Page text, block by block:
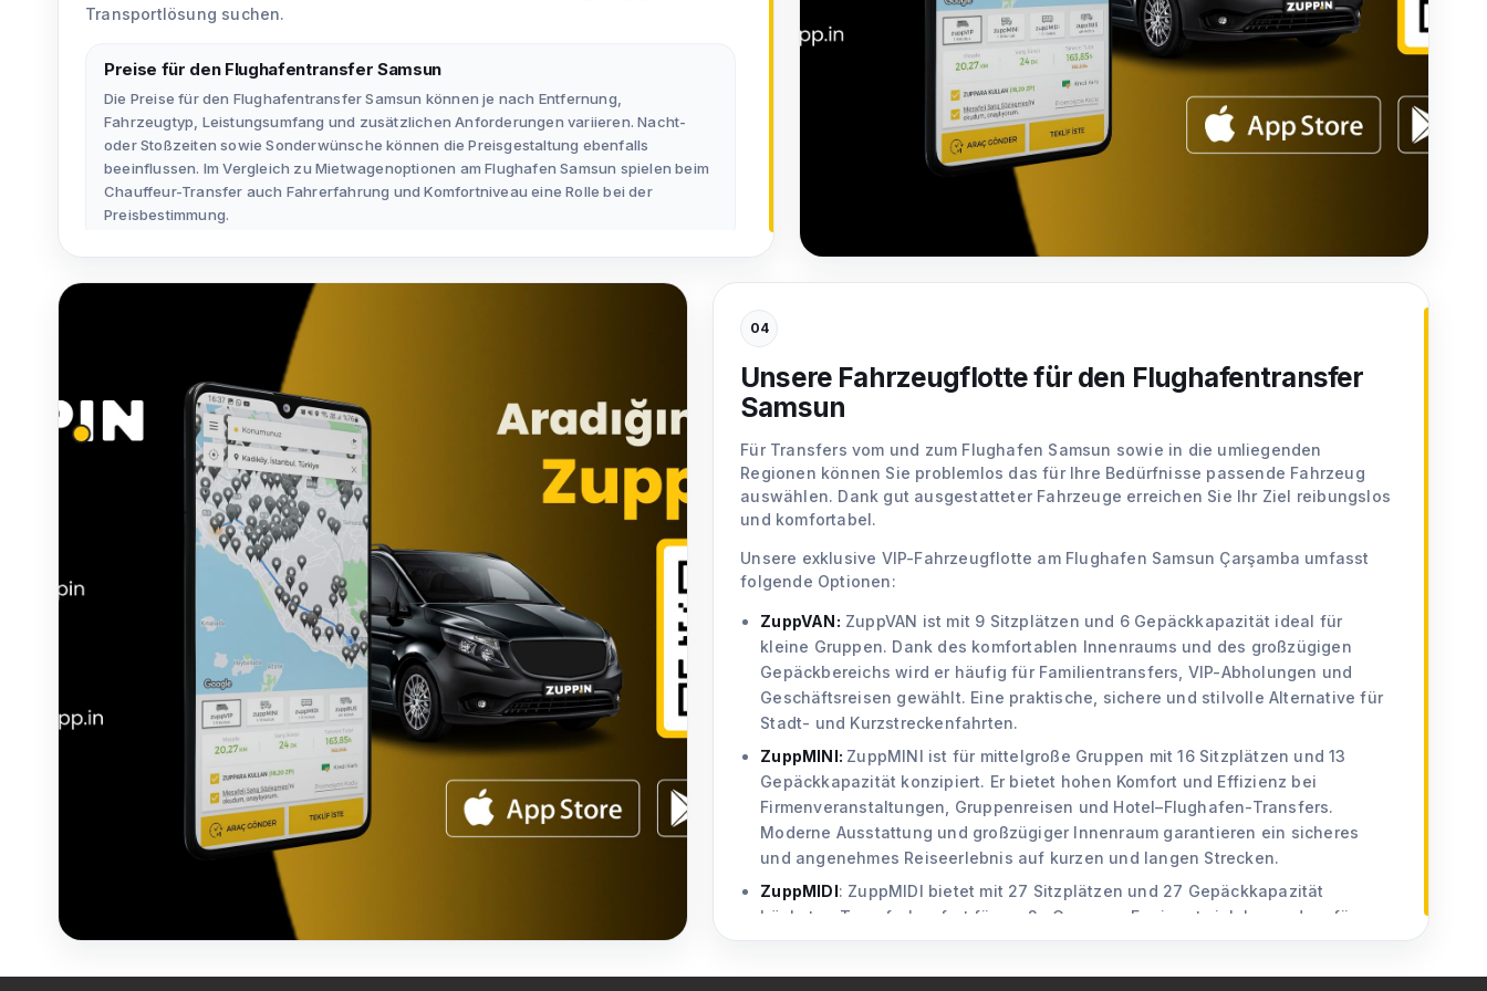
Transportlösung suchen.
Preise für den Flughafentransfer Samsun
Die Preise für den Flughafentransfer Samsun können je nach Entfernung,
Fahrzeugtyp, Leistungsumfang und zusätzlichen Anforderungen variieren. Nacht-
oder Stoßzeiten sowie Sonderwünsche können die Preisgestaltung ebenfalls
beeinflussen. Im Vergleich zu Mietwagenoptionen am Flughafen Samsun spielen beim
Chauffeur-Transfer auch Fahrerfahrung und Komfortniveau eine Rolle bei der
Preisbestimmung.
04
Unsere Fahrzeugflotte für den Flughafentransfer
Samsun
Für Transfers vom und zum Flughafen Samsun sowie in die umliegenden
Regionen können Sie problemlos das für Ihre Bedürfnisse passende Fahrzeug
auswählen. Dank gut ausgestatteter Fahrzeuge erreichen Sie Ihr Ziel reibungslos
und komfortabel.
Unsere exklusive VIP-Fahrzeugflotte am Flughafen Samsun Çarşamba umfasst
folgende Optionen:
ZuppVAN: ZuppVAN ist mit 9 Sitzplätzen und 6 Gepäckkapazität ideal für
kleine Gruppen. Dank des komfortablen Innenraums und des großzügigen
Gepäckbereichs wird er häufig für Familientransfers, VIP-Abholungen und
Geschäftsreisen gewählt. Eine praktische, sichere und stilvolle Alternative für
Stadt- und Kurzstreckenfahrten.
ZuppMINI: ZuppMINI ist für mittelgroße Gruppen mit 16 Sitzplätzen und 13
Gepäckkapazität konzipiert. Er bietet hohen Komfort und Effizienz bei
Firmenveranstaltungen, Gruppenreisen und Hotel–Flughafen-Transfers.
Moderne Ausstattung und großzügiger Innenraum garantieren ein sicheres
und angenehmes Reiseerlebnis auf kurzen und langen Strecken.
ZuppMIDI: ZuppMIDI bietet mit 27 Sitzplätzen und 27 Gepäckkapazität
höchsten Transferkomfort für große Gruppen. Er eignet sich besonders für
Unternehmensveranstaltungen, Tourprogramme und Gruppentransporte. Dank